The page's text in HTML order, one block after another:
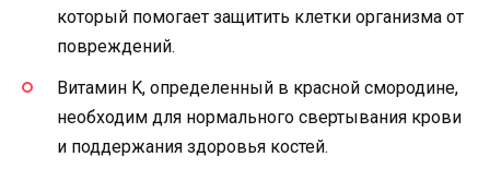
который помогает защитить клетки организма от
повреждений.
Витамин K, определенный в красной смородине,
необходим для нормального свертывания крови
и поддержания здоровья костей.